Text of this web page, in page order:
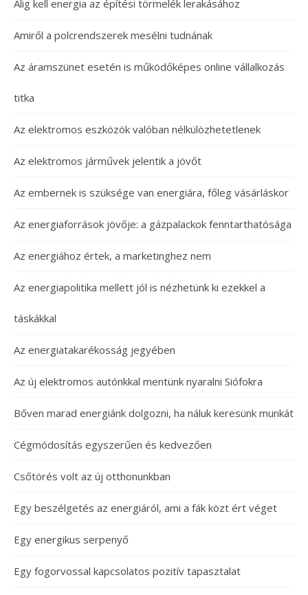
Alig kell energia az építési törmelék lerakásához
Amiről a polcrendszerek mesélni tudnának
Az áramszünet esetén is működőképes online vállalkozás
titka
Az elektromos eszközök valóban nélkülözhetetlenek
Az elektromos járművek jelentik a jövőt
Az embernek is szüksége van energiára, főleg vásárláskor
Az energiaforrások jövője: a gázpalackok fenntarthatósága
Az energiához értek, a marketinghez nem
Az energiapolitika mellett jól is nézhetünk ki ezekkel a
táskákkal
Az energiatakarékosság jegyében
Az új elektromos autónkkal mentünk nyaralni Siófokra
Bőven marad energiánk dolgozni, ha náluk keresünk munkát
Cégmódosítás egyszerűen és kedvezően
Csőtörés volt az új otthonunkban
Egy beszélgetés az energiáról, ami a fák közt ért véget
Egy energikus serpenyő
Egy fogorvossal kapcsolatos pozitív tapasztalat